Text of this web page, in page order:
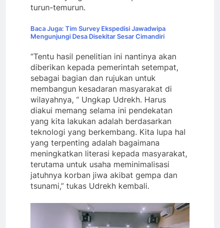
turun-temurun.
Baca Juga: Tim Survey Ekspedisi Jawadwipa
Mengunjungi Desa Disekitar Sesar Cimandiri
“Tentu hasil penelitian ini nantinya akan
diberikan kepada pemerintah setempat,
sebagai bagian dan rujukan untuk
membangun kesadaran masyarakat di
wilayahnya, “ Ungkap Udrekh. Harus
diakui memang selama ini pendekatan
yang kita lakukan adalah berdasarkan
teknologi yang berkembang. Kita lupa hal
yang terpenting adalah bagaimana
meningkatkan literasi kepada masyarakat,
terutama untuk usaha meminimalisasi
jatuhnya korban jiwa akibat gempa dan
tsunami,” tukas Udrekh kembali.